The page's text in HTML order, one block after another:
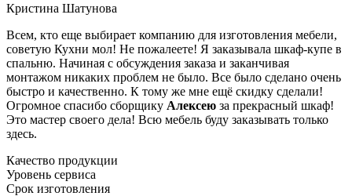
Кристина Шатунова
Всем, кто еще выбирает компанию для изготовления мебели,
советую Кухни мол! Не пожалеете! Я заказывала шкаф-купе в
спальню. Начиная с обсуждения заказа и заканчивая
монтажом никаких проблем не было. Все было сделано очень
быстро и качественно. К тому же мне ещё скидку сделали!
Огромное спасибо сборщику Алексею за прекрасный шкаф!
Это мастер своего дела! Всю мебель буду заказывать только
здесь.
Качество продукции
Уровень сервиса
Срок изготовления